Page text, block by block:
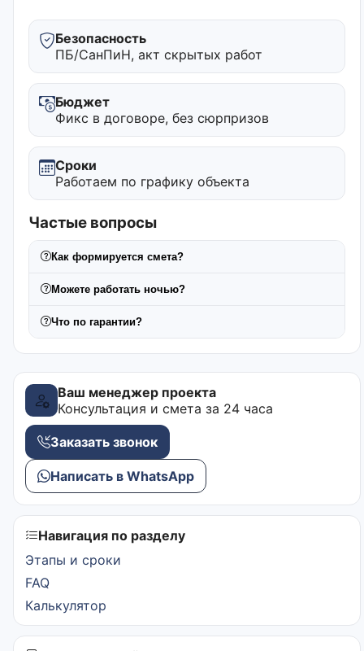
Безопасность
ПБ/СанПиН, акт скрытых работ
Бюджет
Фикс в договоре, без сюрпризов
Сроки
Работаем по графику объекта
Частые вопросы
Как формируется смета?
Можете работать ночью?
Что по гарантии?
Ваш менеджер проекта
Консультация и смета за 24 часа
Заказать звонок
Написать в WhatsApp
Навигация по разделу
Этапы и сроки
FAQ
Калькулятор